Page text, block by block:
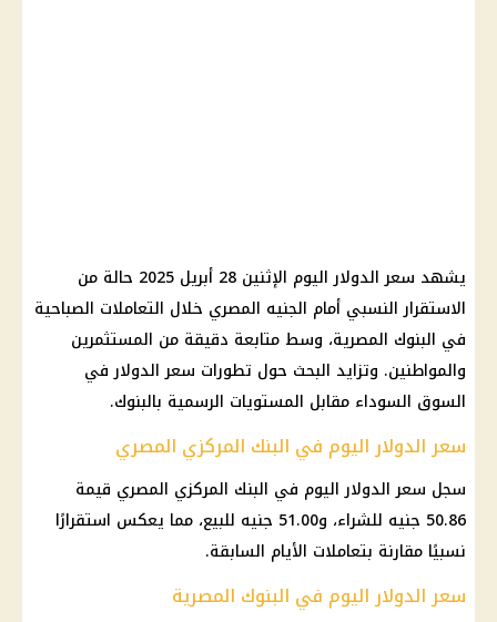
يشهد سعر الدولار اليوم الإثنين 28 أبريل 2025
حالة من
الاستقرار النسبي أمام الجنيه المصري خلال التعاملات الصباحية
في البنوك المصرية، وسط متابعة دقيقة من المستثمرين
والمواطنين. وتزايد البحث حول تطورات سعر الدولار في
السوق السوداء مقابل المستويات الرسمية بالبنوك.
سعر الدولار اليوم في البنك المركزي المصري
سجل سعر الدولار اليوم في البنك المركزي المصري قيمة
50.86 جنيه للشراء، و51.00 جنيه للبيع، مما يعكس استقرارًا
نسبيًا مقارنة بتعاملات الأيام السابقة.
سعر الدولار اليوم في البنوك المصرية